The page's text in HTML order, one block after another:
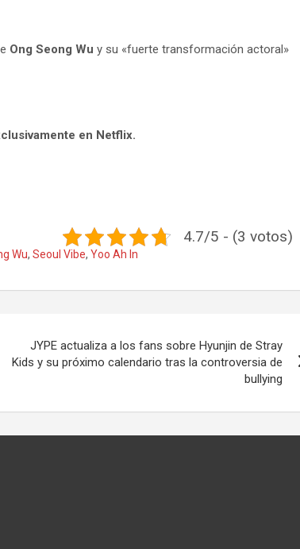
Ong Seong Wu y su «fuerte transformación actoral»
en Netflix.
4.7/5 - (3 votos)
Wu, Seoul Vibe, Yoo Ah In
JYPE actualiza a los fans sobre Hyunjin de Stray
Kids y su próximo calendario tras la controversia de
bullying